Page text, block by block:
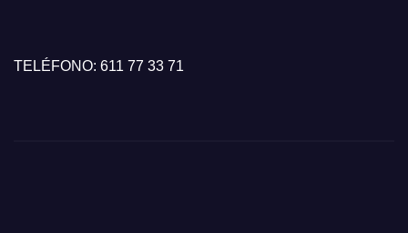
TELÉFONO: 611 77 33 71